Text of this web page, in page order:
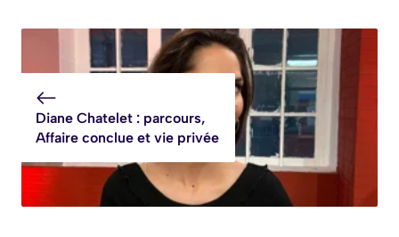
Diane Chatelet : parcours,
Affaire conclue et vie privée